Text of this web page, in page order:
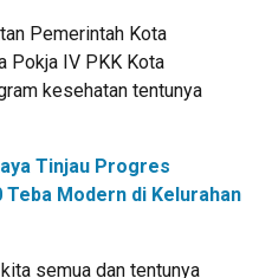
Pemerintah Kota
Pokja IV PKK Kota
kesehatan tentunya
Tinjau Progres
Teba Modern di Kelurahan
semua dan tentunya